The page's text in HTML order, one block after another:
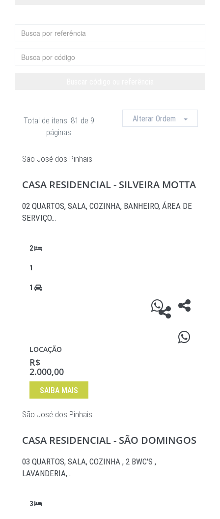
Total de itens: 81 de 9
páginas
Alterar Ordem
São José dos Pinhais
CASA RESIDENCIAL - SILVEIRA MOTTA
02 QUARTOS, SALA, COZINHA, BANHEIRO, ÁREA DE
SERVIÇO…
2
1
1
LOCAÇÃO
R$
2.000,00
SAIBA MAIS
São José dos Pinhais
CASA RESIDENCIAL - SÃO DOMINGOS
03 QUARTOS, SALA, COZINHA , 2 BWC'S ,
LAVANDERIA,…
3